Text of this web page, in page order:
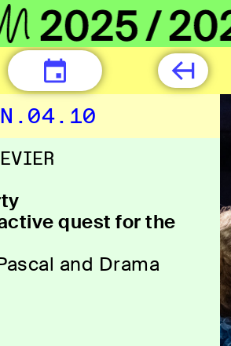
TODAY
quest for the
and Drama